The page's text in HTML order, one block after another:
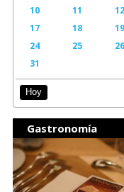
10
11 12
17
18 19
24
25 26
31
Hoy
Gastronomía